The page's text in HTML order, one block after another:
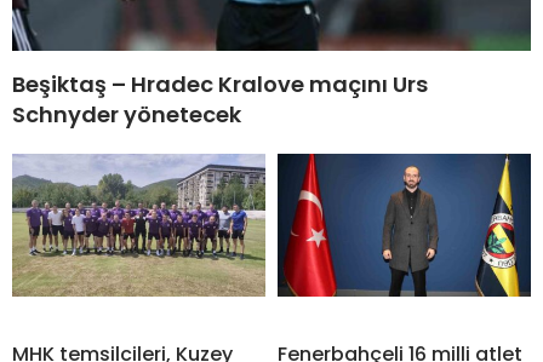
Beşiktaş – Hradec Kralove maçını Urs
Schnyder yönetecek
MHK temsilcileri, Kuzey Fenerbahçeli 16 milli atlet